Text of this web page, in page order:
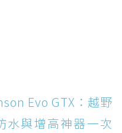
Evo GTX：越野
水與增高神器一次